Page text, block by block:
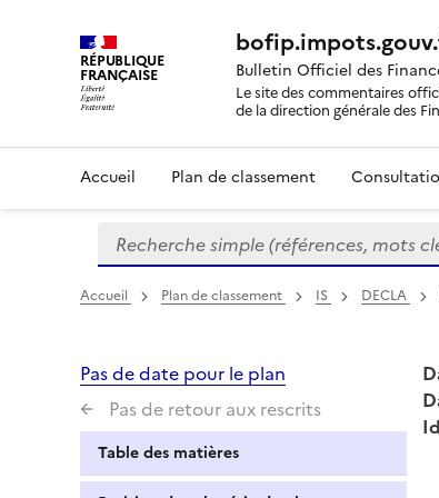
RÉPUBLIQUE
FRANÇAISE Bulletin Officiel des
Le site des commentaires
de la direction générale des
Accueil Plan de classement
Formulaire
de
recherche
Recherche simple (références, mots
Accueil Plan de classement IS DECLA
Pas de date pour le plan
Pas de retour aux rescrits
Table des matières